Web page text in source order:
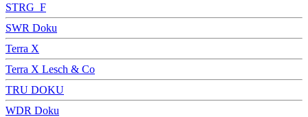
STRG_F
SWR Doku
Terra X
Terra X Lesch & Co
TRU DOKU
WDR Doku